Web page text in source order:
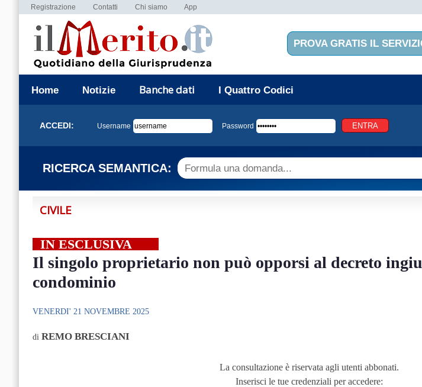
Registrazione Contatti Chi siamo App
PROVA GRATIS IL
Home Notizie Banche dati I Quattro Codici
ACCEDI: Username Password
RICERCA SEMANTICA:
CIVILE
IN ESCLUSIVA
Il singolo proprietario non può opporsi al decreto
condominio
VENERDI' 21 NOVEMBRE 2025
di REMO BRESCIANI
La consultazione è riservata agli utenti abbonati.
Inserisci le tue credenziali per accedere: